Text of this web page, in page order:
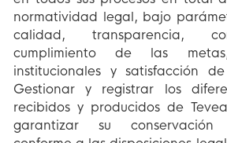
normatividad legal, bajo
calidad, transparencia,
cumplimiento de las
institucionales y satisfacción
Gestionar y registrar los
recibidos y producidos de
garantizar su conservación